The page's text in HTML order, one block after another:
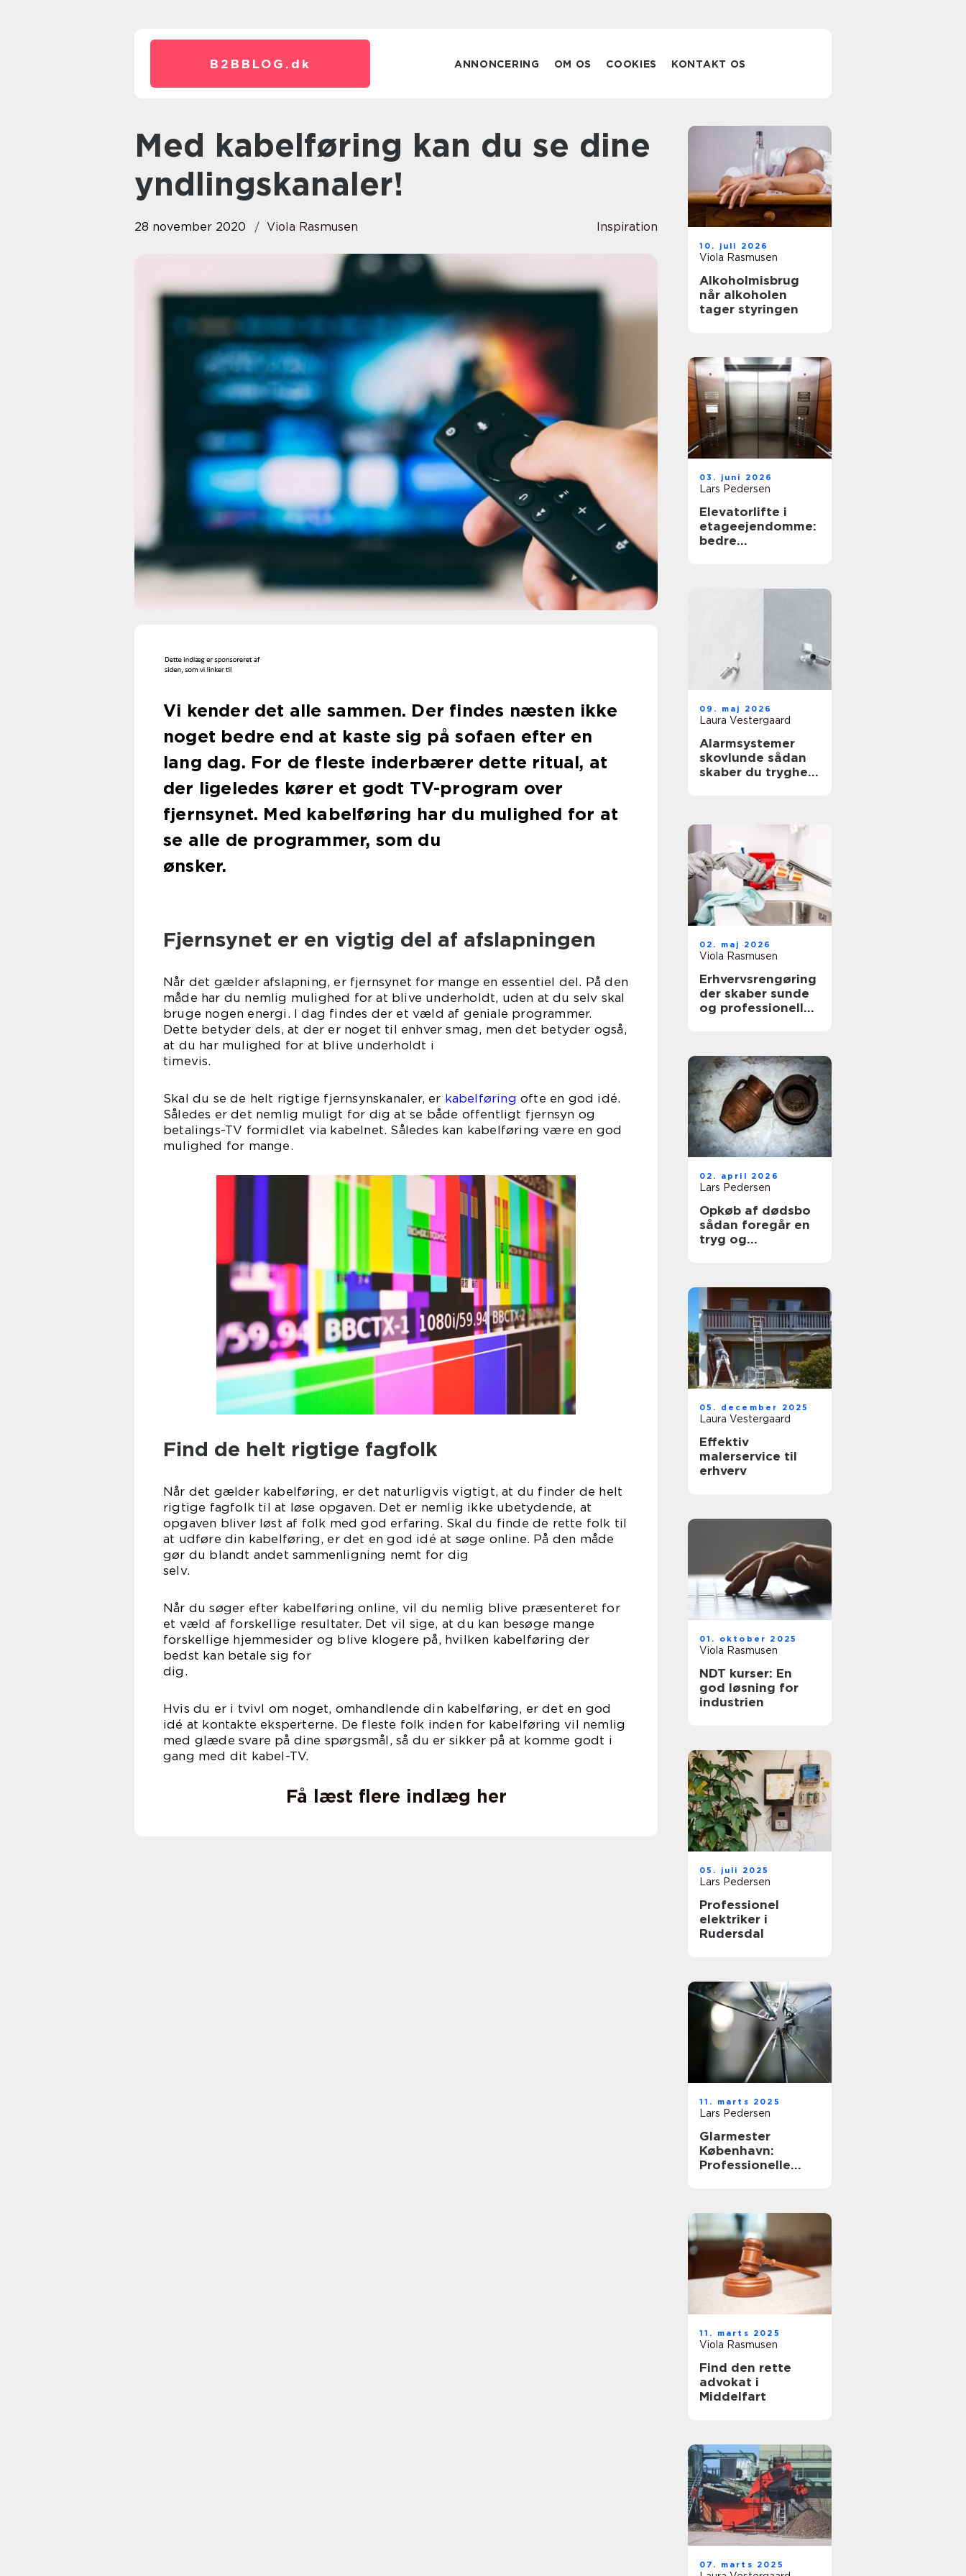
B2BBLOG. dk ANNONCERING OM OS COOKIES KONTAKT OS
Med kabelføring kan du se dine
yndlingskanaler!
28 november 2020 Viola Rasmusen Inspiration
Vi kender det alle sammen. Der findes næsten ikke
noget bedre end at kaste sig på sofaen efter en
lang dag. For de fleste inderbærer dette ritual, at
der ligeledes kører et godt TV-program over
fjernsynet. Med kabelføring har du mulighed for at
se alle de programmer, som du
ønsker.
Fjernsynet er en vigtig del af afslapningen
Når det gælder afslapning, er fjernsynet for mange en essentiel del. På den
måde har du nemlig mulighed for at blive underholdt, uden at du selv skal
bruge nogen energi. I dag findes der et væld af geniale programmer.
Dette betyder dels, at der er noget til enhver smag, men det betyder også,
at du har mulighed for at blive underholdt i
timevis.
Skal du se de helt rigtige fjernsynskanaler, er kabelføring ofte en god idé.
Således er det nemlig muligt for dig at se både offentligt fjernsyn og
betalings-TV formidlet via kabelnet. Således kan kabelføring være en god
mulighed for mange.
Find de helt rigtige fagfolk
Når det gælder kabelføring, er det naturligvis vigtigt, at du finder de helt
rigtige fagfolk til at løse opgaven. Det er nemlig ikke ubetydende, at
opgaven bliver løst af folk med god erfaring. Skal du finde de rette folk til
at udføre din kabelføring, er det en god idé at søge online. På den måde
gør du blandt andet sammenligning nemt for dig
selv.
Når du søger efter kabelføring online, vil du nemlig blive præsenteret for
et væld af forskellige resultater. Det vil sige, at du kan besøge mange
forskellige hjemmesider og blive klogere på, hvilken kabelføring der
bedst kan betale sig for
dig.
Hvis du er i tvivl om noget, omhandlende din kabelføring, er det en god
idé at kontakte eksperterne. De fleste folk inden for kabelføring vil nemlig
med glæde svare på dine spørgsmål, så du er sikker på at komme godt i
gang med dit kabel-TV.
Få læst flere indlæg her
10. juli 2026
Viola Rasmusen
Alkoholmisbrug
når alkoholen
tager styringen
03. juni 2026
Lars Pedersen
Elevatorlifte i
etageejendomme:
bedre
09. maj 2026
Laura Vestergaard
Alarmsystemer
skovlunde sådan
skaber du tryghed
02. maj 2026
Viola Rasmusen
Erhvervsrengøring
der skaber sunde
og professionelle
02. april 2026
Lars Pedersen
Opkøb af dødsbo
sådan foregår en
tryg og
05. december 2025
Laura Vestergaard
Effektiv
malerservice til
erhverv
01. oktober 2025
Viola Rasmusen
NDT kurser: En
god løsning for
industrien
05. juli 2025
Lars Pedersen
Professionel
elektriker i
Rudersdal
11. marts 2025
Lars Pedersen
Glarmester
København:
Professionelle
11. marts 2025
Viola Rasmusen
Find den rette
advokat i
Middelfart
07. marts 2025